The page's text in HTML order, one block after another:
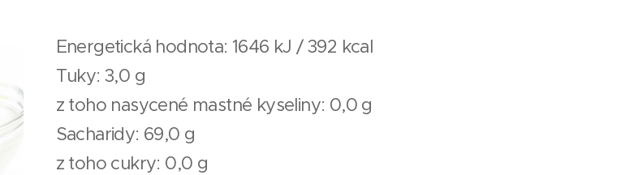
Energetická hodnota: 1646 kJ / 392 kcal
Tuky: 3,0 g
z toho nasycené mastné kyseliny: 0,0 g
Sacharidy: 69,0 g
z toho cukry: 0,0 g